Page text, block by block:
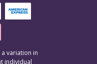
variation in
individual